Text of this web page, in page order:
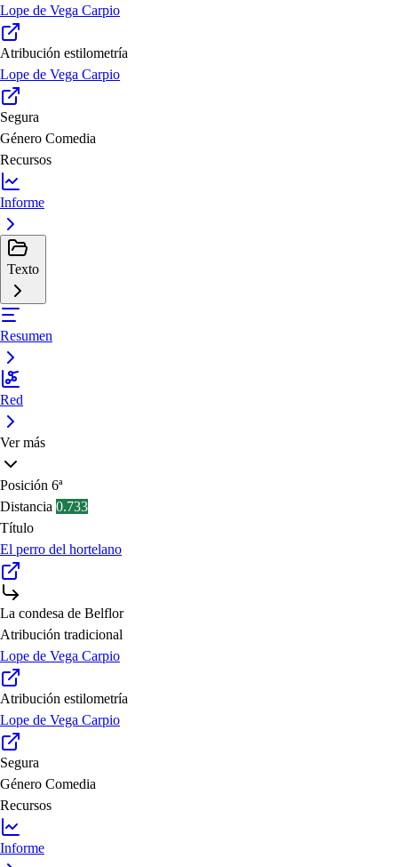
Lope de Vega Carpio
Atribución estilometría
Lope de Vega Carpio
Segura
Género Comedia
Recursos
Informe
Texto
Resumen
Red
Ver más
Posición 6ª
Distancia 0.733
Título
El perro del hortelano
La condesa de Belflor
Atribución tradicional
Lope de Vega Carpio
Atribución estilometría
Lope de Vega Carpio
Segura
Género Comedia
Recursos
Informe